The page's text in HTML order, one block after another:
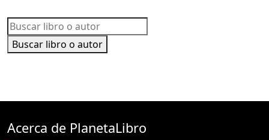
Buscar libro o autor
Acerca de PlanetaLibro